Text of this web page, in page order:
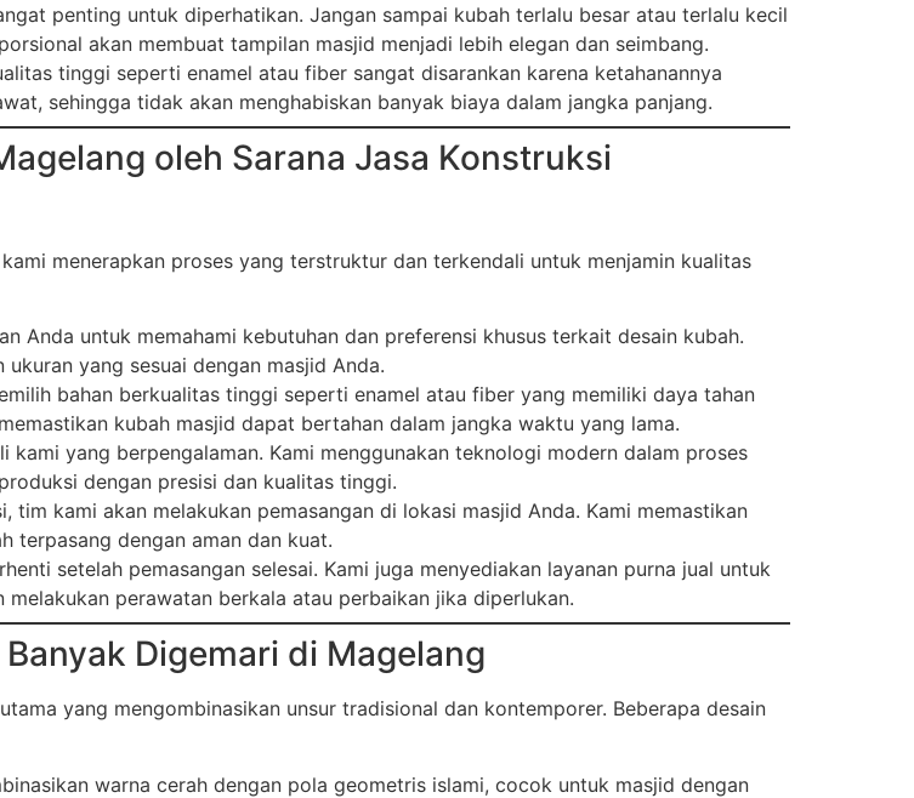
penting untuk diperhatikan. Jangan sampai kubah terlalu besar atau terlalu kecil
akan membuat tampilan masjid menjadi lebih elegan dan seimbang.
tinggi seperti enamel atau fiber sangat disarankan karena ketahanannya
sehingga tidak akan menghabiskan banyak biaya dalam jangka panjang.
oleh Sarana Jasa Konstruksi
kami menerapkan proses yang terstruktur dan terkendali untuk menjamin kualitas
Anda untuk memahami kebutuhan dan preferensi khusus terkait desain kubah.
yang sesuai dengan masjid Anda.
bahan berkualitas tinggi seperti enamel atau fiber yang memiliki daya tahan
kubah masjid dapat bertahan dalam jangka waktu yang lama.
kami yang berpengalaman. Kami menggunakan teknologi modern dalam proses
dengan presisi dan kualitas tinggi.
tim kami akan melakukan pemasangan di lokasi masjid Anda. Kami memastikan
terpasang dengan aman dan kuat.
setelah pemasangan selesai. Kami juga menyediakan layanan purna jual untuk
perawatan berkala atau perbaikan jika diperlukan.
Digemari di Magelang
yang mengombinasikan unsur tradisional dan kontemporer. Beberapa desain
warna cerah dengan pola geometris islami, cocok untuk masjid dengan